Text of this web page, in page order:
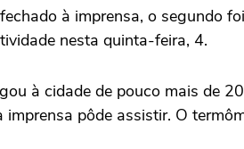
à imprensa, o segundo
nesta quinta-feira, 4.
à cidade de pouco mais de
pôde assistir. O